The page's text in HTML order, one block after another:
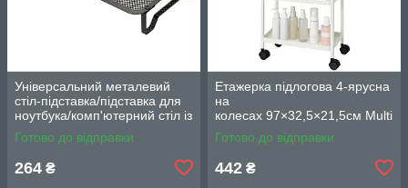
Універсальний металевий
стіл-підставка/підставка для
ноутбука/комп'ютерний стіл із
вентиляцією
Готово до відправки
264 ₴
Етажерка підлогова 4-ярусна
на
колесах 97×32,5×21,5см Multi
fucntion Rack JC606
/ Підлогова вузька стелаж-
Готово до відправки
442 ₴